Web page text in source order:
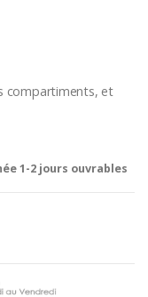
compartiments, et
1-2 jours ouvrables